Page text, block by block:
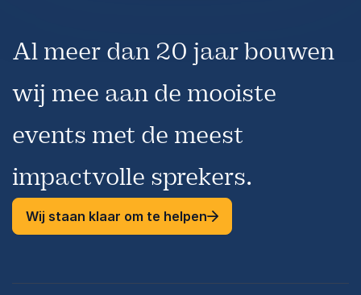
Al meer dan 20 jaar bouwen
wij mee aan de mooiste
events met de meest
impactvolle sprekers.
Wij staan klaar om te helpen